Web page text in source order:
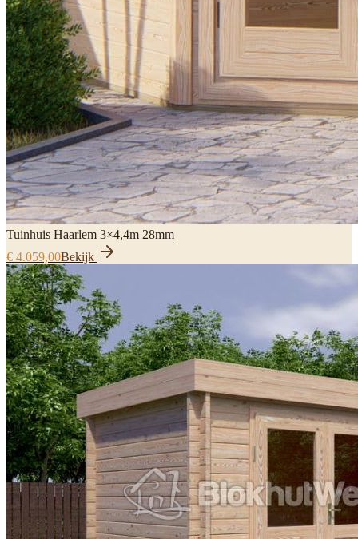
Tuinhuis Haarlem 3×4,4m 28mm
€ 4.059,00Bekijk